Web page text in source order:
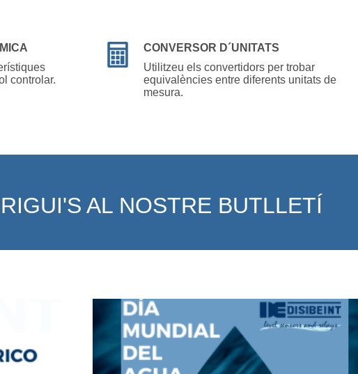
controlar.
CONVERSOR D´UNITATS
Utilitzeu els convertidors per trobar
equivalències entre diferents unitats de
mesura.
AL NOSTRE BUTLLETÍ